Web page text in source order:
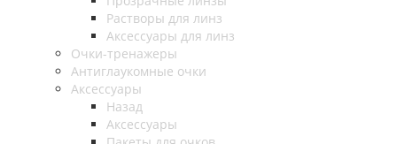
Растворы для линз
Аксессуары для линз
Очки-тренажеры
Антиглаукомные очки
Аксессуары
Назад
Аксессуары